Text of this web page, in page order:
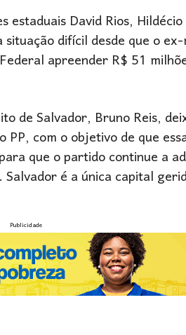
David Rios,
difícil desde que o
apreender R$ 51
de Salvador, Bruno Reis,
com o objetivo de que
que o partido continue a
é a única capital
Publicidade